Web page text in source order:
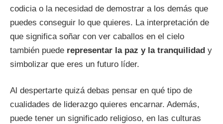
codicia o la necesidad de demostrar a los demás que
puedes conseguir lo que quieres. La interpretación de
que significa soñar con ver caballos en el cielo
también puede representar la paz y la tranquilidad y
simbolizar que eres un futuro líder.
Al despertarte quizá debas pensar en qué tipo de
cualidades de liderazgo quieres encarnar. Además,
puede tener un significado religioso, en las culturas